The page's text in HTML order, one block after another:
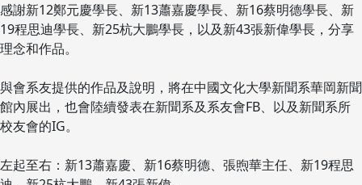
感謝新12鄭元慶學長、新13蕭嘉慶學長、新16蔡明德學長、新
19程思迪學長、新25杭大鵬學長，以及新43張新偉學長，分享
理念和作品。
與會系友提供的作品及說明，將在中國文化大學新聞系華岡新聞
館內展出，也會陸續發表在新聞系及系友會FB、以及新聞系所
校友會的IG。
左起至右：新13蕭嘉慶、新16蔡明德、張煦華主任、新19程思